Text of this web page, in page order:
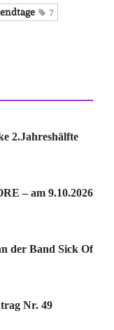
7
2.Jahreshälfte
– am 9.10.2026
der Band Sick Of
Nr. 49